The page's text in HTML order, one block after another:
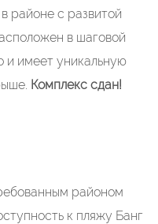
районе с развитой
в шаговой
и имеет уникальную
Комплекс сдан!
районом
к пляжу Банг